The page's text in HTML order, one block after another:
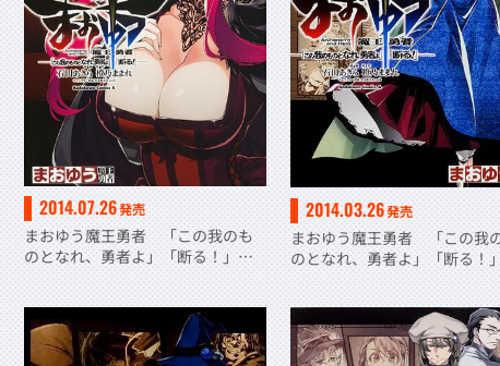
2014.07.26発売
まおゆう魔王勇者 「この我のも
のとなれ、勇者よ」「断る！」
2014.03.26発売
まおゆう魔王勇者 「この我
のとなれ、勇者よ」「断る